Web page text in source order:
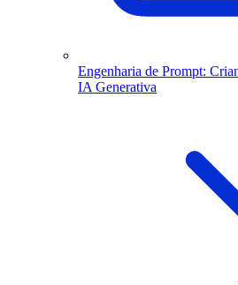
Engenharia de Prompt:
IA Generativa